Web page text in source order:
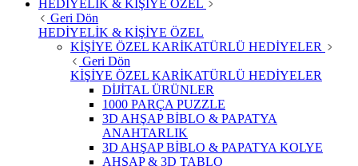
HEDİYELİK & KİŞİYE ÖZEL
Geri Dön
HEDİYELİK & KİŞİYE ÖZEL
KİŞİYE ÖZEL KARİKATÜRLÜ HEDİYELER
Geri Dön
KİŞİYE ÖZEL KARİKATÜRLÜ HEDİYELER
DİJİTAL ÜRÜNLER
1000 PARÇA PUZZLE
3D AHŞAP BİBLO & PAPATYA
ANAHTARLIK
3D AHŞAP BİBLO & PAPATYA KOLYE
AHŞAP & 3D TABLO